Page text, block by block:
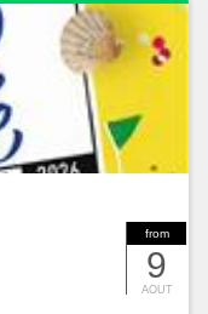
from
9
AOUT